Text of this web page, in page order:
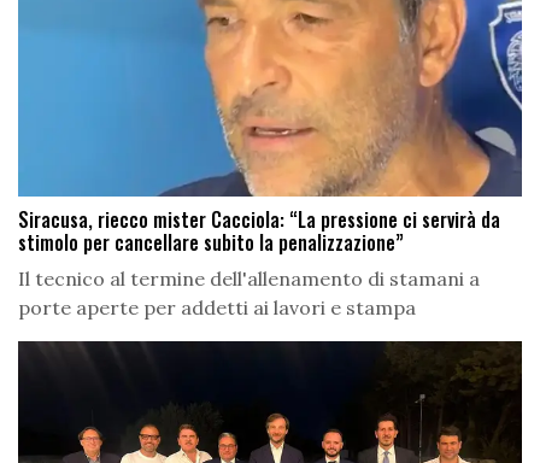
Siracusa, riecco mister Cacciola: “La pressione ci servirà da
stimolo per cancellare subito la penalizzazione”
Il tecnico al termine dell'allenamento di stamani a
porte aperte per addetti ai lavori e stampa